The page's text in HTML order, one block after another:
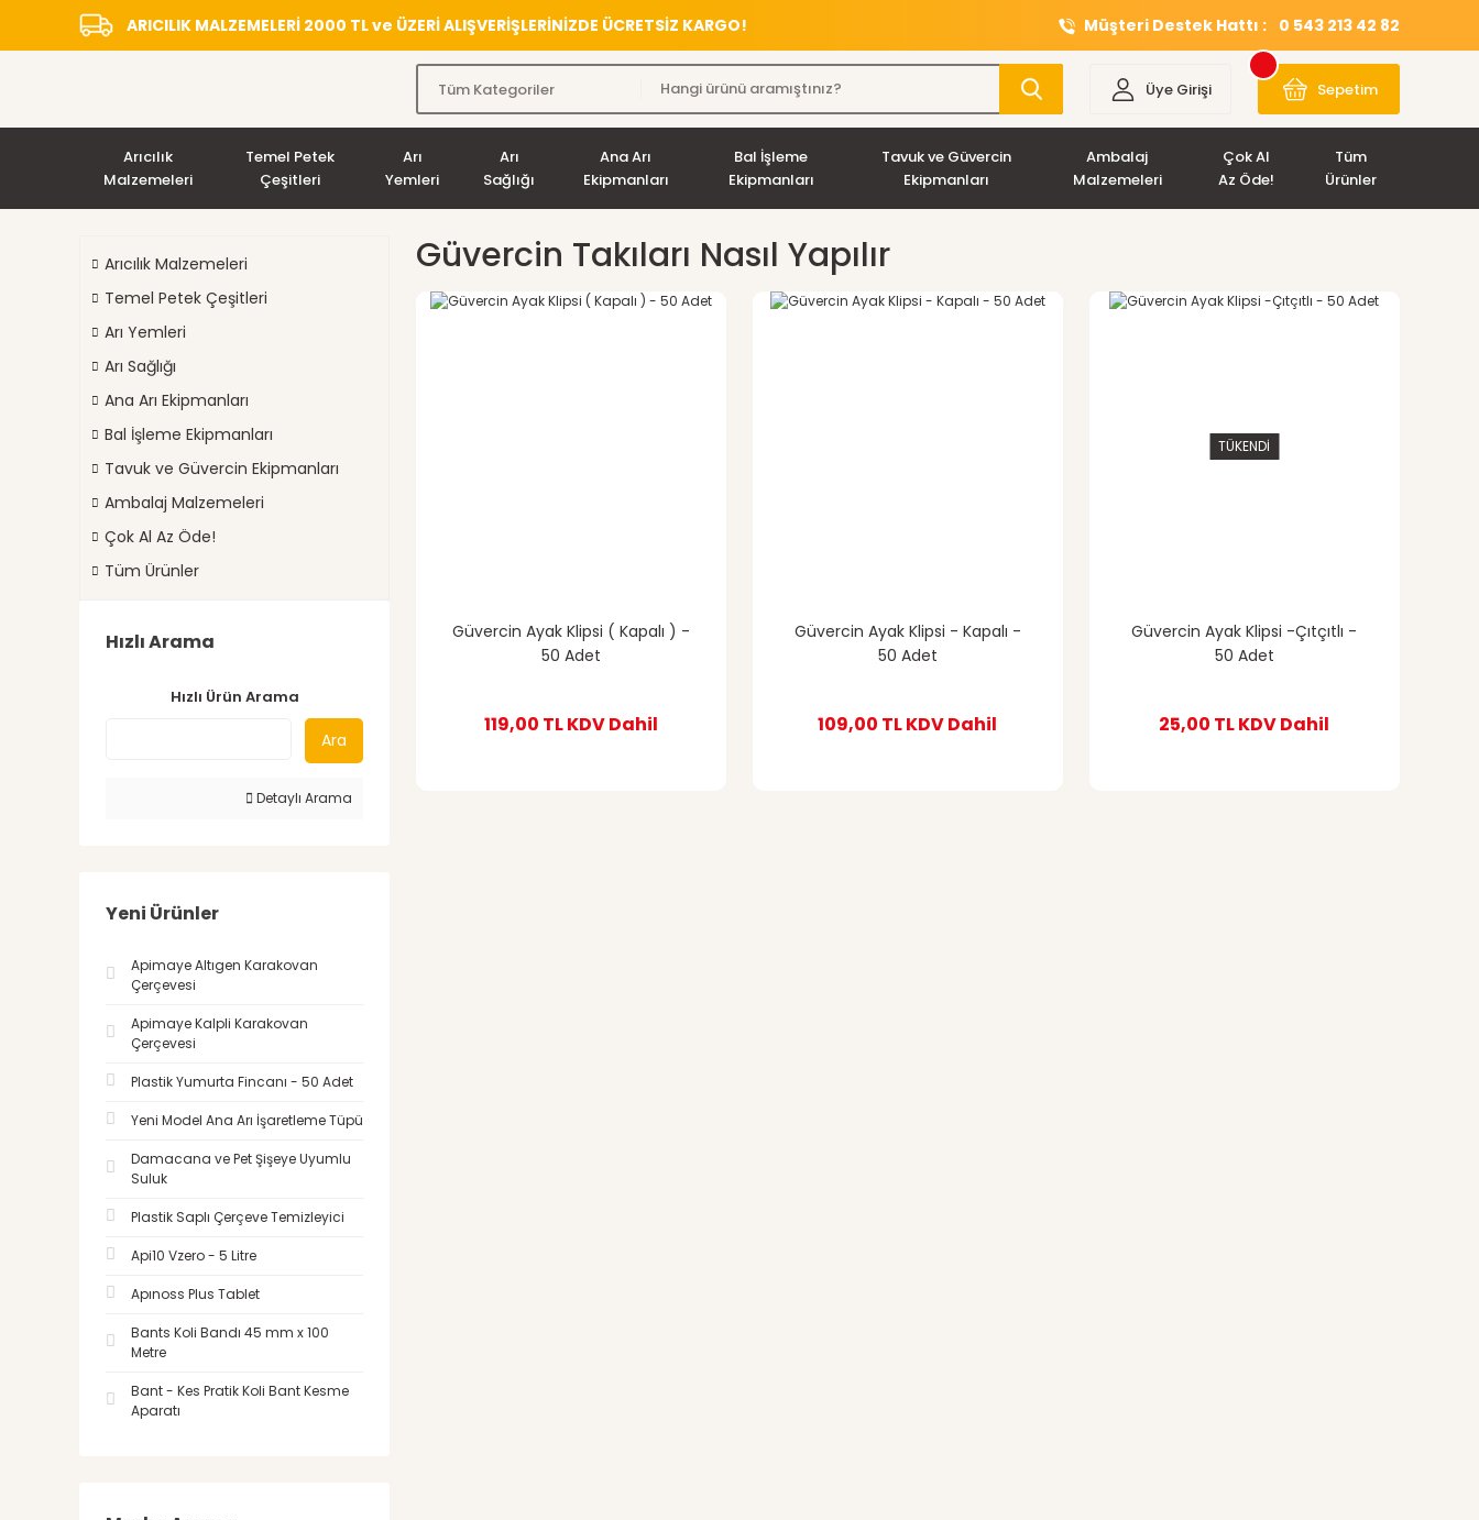
ARICILIK MALZEMELERİ 2000 TL ve ÜZERİ ALIŞVERİŞLERİNİZDE ÜCRETSİZ KARGO! Müşteri Destek Hattı : 0 543 213 42 82
Üye Girişi Sepetim
Arıcılık
Malzemeleri
Temel Petek
Çeşitleri
Arı
Yemleri
Arı
Sağlığı
Ana Arı
Ekipmanları
Bal İşleme
Ekipmanları
Tavuk ve Güvercin
Ekipmanları
Ambalaj
Malzemeleri
Çok Al
Az Öde!
Tüm
Ürünler
Arıcılık Malzemeleri
Temel Petek Çeşitleri
Arı Yemleri
Arı Sağlığı
Ana Arı Ekipmanları
Bal İşleme Ekipmanları
Tavuk ve Güvercin Ekipmanları
Ambalaj Malzemeleri
Çok Al Az Öde!
Tüm Ürünler
Hızlı Arama
Hızlı Ürün Arama
Ara
Detaylı Arama
Yeni Ürünler
Apimaye Altıgen Karakovan
Çerçevesi
Apimaye Kalpli Karakovan
Çerçevesi
Plastik Yumurta Fincanı - 50 Adet
Yeni Model Ana Arı İşaretleme Tüpü
Damacana ve Pet Şişeye Uyumlu
Suluk
Plastik Saplı Çerçeve Temizleyici
Api10 Vzero - 5 Litre
Apınoss Plus Tablet
Bants Koli Bandı 45 mm x 100
Metre
Bant - Kes Pratik Koli Bant Kesme
Aparatı
Güvercin Takıları Nasıl Yapılır
Güvercin Ayak Klipsi ( Kapalı ) -
50 Adet
119,00 TLKDV Dahil
Güvercin Ayak Klipsi - Kapalı -
50 Adet
109,00 TLKDV Dahil
TÜKENDİ
Güvercin Ayak Klipsi -Çıtçıtlı -
50 Adet
25,00 TLKDV Dahil